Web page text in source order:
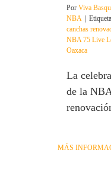
Por Viva
NBA
canchas
NBA 75 Live
Oaxaca
La
de la
MÁS